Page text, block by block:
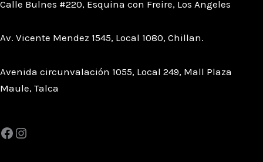
Calle Bulnes #220, Esquina con Freire, Los Angeles
Av. Vicente Mendez 1545, Local 1080, Chillan.
Avenida circunvalación 1055, Local 249, Mall Plaza
Maule, Talca